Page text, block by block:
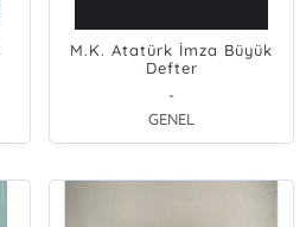
M.K. Atatürk İmza Büyük
Defter
-
GENEL